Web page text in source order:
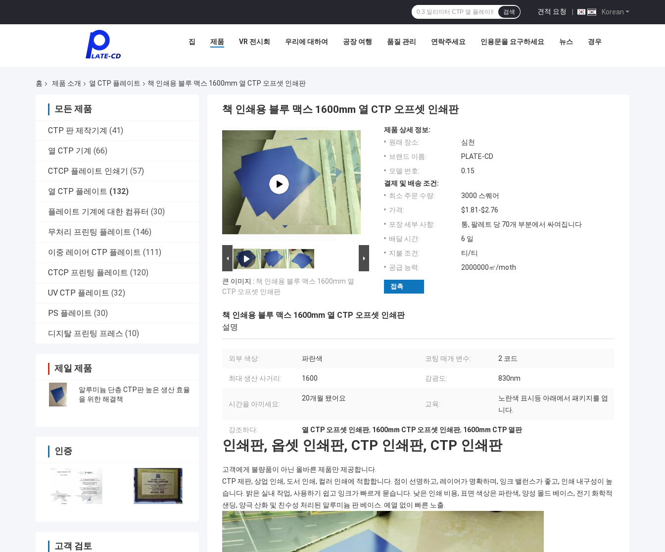
Korean
견적 요청 |
검색
집 제품 VR 전시회 우리에 대하여 공장 여행 품질 관리 연락주세요 인용문을 요구하세요 뉴스 경우
홈 제품 소개 열 CTP 플레이트 책 인쇄용 블루 맥스 1600mm 열 CTP 오프셋 인쇄판
모든 제품
CTP 판 제작기계 (41)
열 CTP 기계 (66)
CTCP 플레이트 인쇄기 (57)
열 CTP 플레이트 (132)
플레이트 기계에 대한 컴퓨터 (30)
무처리 프린팅 플레이트 (146)
이중 레이어 CTP 플레이트 (111)
CTCP 프린팅 플레이트 (120)
UV CTP 플레이트 (32)
PS 플레이트 (30)
디지탈 프린팅 프레스 (10)
제일 제품
알루미늄 단층 CTP판 높은 생산 효율
을 위한 해결책
인증
고객 검토
책 인쇄용 블루 맥스 1600mm 열 CTP 오프셋 인쇄판
큰 이미지 : 책 인쇄용 블루 맥스 1600mm 열
CTP 오프셋 인쇄판
제품 상세 정보:
원래 장소:
심천
브랜드 이름:
PLATE-CD
모델 번호:
0.15
결제 및 배송 조건:
최소 주문 수량:
3000 스퀘어
가격:
$1.81-$2.76
포장 세부 사항:
통, 팔레트 당 70개 부분에서 싸여집니다
배달 시간:
6 일
지불 조건:
티/티
공급 능력:
2000000㎡/moth
접촉
책 인쇄용 블루 맥스 1600mm 열 CTP 오프셋 인쇄판
설명
외부 색상: 파란색 코팅 매개 변수: 2 코드
최대 생산 사거리: 1600 감광도: 830nm
시간을 아끼세요:
20개월 됐어요
교육:
노란색 표시등 아래에서 패키지를 엽
니다.
강조하다: 열 CTP 오프셋 인쇄판, 1600mm CTP 오프셋 인쇄판, 1600mm CTP 열판
인쇄판, 옵셋 인쇄판, CTP 인쇄판, CTP 인쇄판
고객에게 불량품이 아닌 올바른 제품만 제공합니다.
CTP 제판, 상업 인쇄, 도서 인쇄, 컬러 인쇄에 적합합니다. 점이 선명하고, 레이어가 명확하며, 잉크 밸런스가 좋고, 인쇄 내구성이 높
습니다. 밝은 실내 작업, 사용하기 쉽고 잉크가 빠르게 묻습니다. 낮은 인쇄 비용, 표면 색상은 파란색, 양성 몰드 베이스, 전기 화학적
샌딩, 양극 산화 및 친수성 처리된 알루미늄 판 베이스. 예열 없이 빠른 노출.